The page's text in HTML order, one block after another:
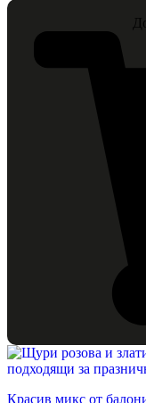
Красив микс от